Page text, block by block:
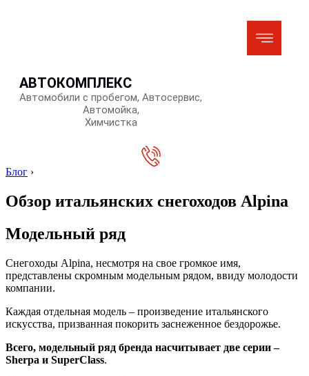
АВТОКОМПЛЕКС
Автомобили с пробегом, Автосервис,
Автомойка,
Химчистка
Блог ›
Обзор итальянских снегоходов Alpina
Модельный ряд
Снегоходы Alpina, несмотря на свое громкое имя,
представлены скромным модельным рядом, ввиду молодости
компании.
Каждая отдельная модель – произведение итальянского
искусства, призванная покорить заснеженное бездорожье.
Всего, модельный ряд бренда насчитывает две серии –
Sherpa и SuperClass.